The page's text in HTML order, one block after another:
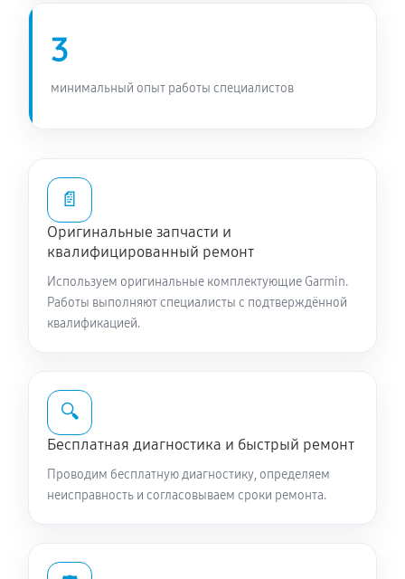
3
минимальный опыт работы специалистов
📄
Оригинальные запчасти и
квалифицированный ремонт
Используем оригинальные комплектующие Garmin.
Работы выполняют специалисты с подтверждённой
квалификацией.
🔍
Бесплатная диагностика и быстрый ремонт
Проводим бесплатную диагностику, определяем
неисправность и согласовываем сроки ремонта.